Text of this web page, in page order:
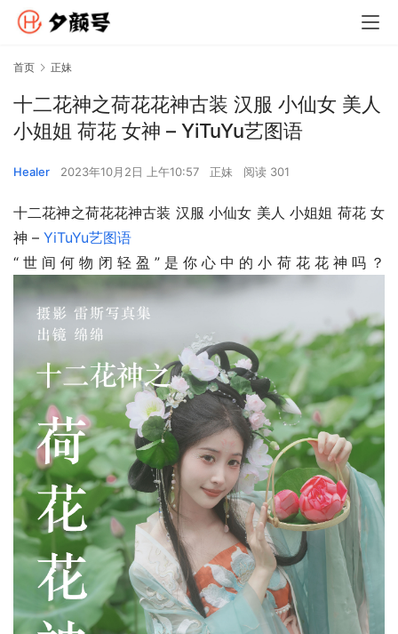
首页 正妹
十二花神之荷花花神古装 汉服 小仙女 美人
小姐姐 荷花 女神 – YiTuYu艺图语
Healer 2023年10月2日 上午10:57 正妹 阅读 301
十二花神之荷花花神古装 汉服 小仙女 美人 小姐姐 荷花 女
神 – YiTuYu艺图语
“世间何物闭轻盈”是你心中的小荷花花神吗？